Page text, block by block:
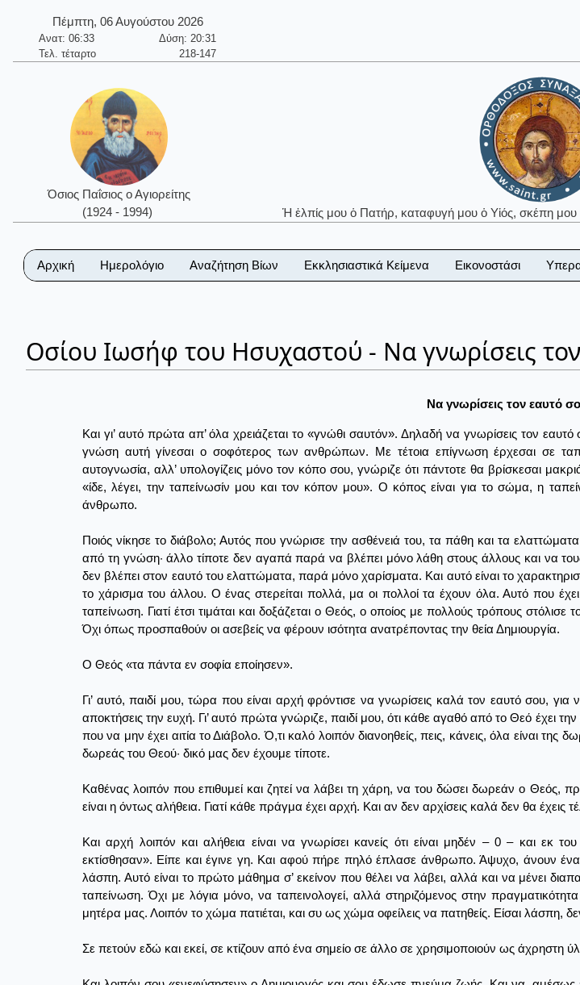
Πέμπτη, 06 Αυγούστου 2026
Ανατ: 06:33
Δύση: 20:31
Τελ. τέταρτο
218-147
Όσιος Παΐσιος ο Αγιορείτης
(1924 - 1994)
Ἡ ἐλπίς μου ὁ Πατήρ, καταφυγή μου ὁ Υἱός, σκέπη μου
Αρχική Ημερολόγιο Αναζήτηση Βίων Εκκλησιαστικά Κείμενα Εικονοστάσι
Οσίου Ιωσήφ του Ησυχαστού - Να γνωρίσεις
Να γνωρίσεις τον εαυτό
Και γι’ αυτό πρώτα απ’ όλα χρειάζεται το «γνώθι σαυτόν». Δηλαδή να γνωρίσεις τον εαυτό
γνώση αυτή γίνεσαι ο σοφότερος των ανθρώπων. Με τέτοια επίγνωση έρχεσαι σε
αυτογνωσία, αλλ’ υπολογίζεις μόνο τον κόπο σου, γνώριζε ότι πάντοτε θα βρίσκεσαι
«ίδε, λέγει, την ταπείνωσίν μου και τον κόπον μου». Ο κόπος είναι για το σώμα, η
άνθρωπο.
Ποιός νίκησε το διάβολο; Αυτός που γνώρισε την ασθένειά του, τα πάθη και τα
από τη γνώση· άλλο τίποτε δεν αγαπά παρά να βλέπει μόνο λάθη στους άλλους και να
δεν βλέπει στον εαυτό του ελαττώματα, παρά μόνο χαρίσματα. Και αυτό είναι το
το χάρισμα του άλλου. Ο ένας στερείται πολλά, μα οι πολλοί τα έχουν όλα. Αυτό που
ταπείνωση. Γιατί έτσι τιμάται και δοξάζεται ο Θεός, ο οποίος με πολλούς τρόπους
Όχι όπως προσπαθούν οι ασεβείς να φέρουν ισότητα ανατρέποντας την θεία Δημιουργία.
Ο Θεός «τα πάντα εν σοφία εποίησεν».
Γι’ αυτό, παιδί μου, τώρα που είναι αρχή φρόντισε να γνωρίσεις καλά τον εαυτό σου,
αποκτήσεις την ευχή. Γι’ αυτό πρώτα γνώριζε, παιδί μου, ότι κάθε αγαθό από το Θεό έχει
που να μην έχει αιτία το Διάβολο. Ό,τι καλό λοιπόν διανοηθείς, πεις, κάνεις, όλα είναι
δωρεάς του Θεού· δικό μας δεν έχουμε τίποτε.
Καθένας λοιπόν που επιθυμεί και ζητεί να λάβει τη χάρη, να του δώσει δωρεάν ο Θεός,
είναι η όντως αλήθεια. Γιατί κάθε πράγμα έχει αρχή. Και αν δεν αρχίσεις καλά δεν θα έχεις
Και αρχή λοιπόν και αλήθεια είναι να γνωρίσει κανείς ότι είναι μηδέν – 0 – και εκ
εκτίσθησαν». Είπε και έγινε γη. Και αφού πήρε πηλό έπλασε άνθρωπο. Άψυχο, άνουν
λάσπη. Αυτό είναι το πρώτο μάθημα σ’ εκείνον που θέλει να λάβει, αλλά και να μένει
ταπείνωση. Όχι με λόγια μόνο, να ταπεινολογεί, αλλά στηριζόμενος στην
μητέρα μας. Λοιπόν το χώμα πατιέται, και συ ως χώμα οφείλεις να πατηθείς. Είσαι λάσπη,
Σε πετούν εδώ και εκεί, σε κτίζουν από ένα σημείο σε άλλο σε χρησιμοποιούν ως άχρηστη